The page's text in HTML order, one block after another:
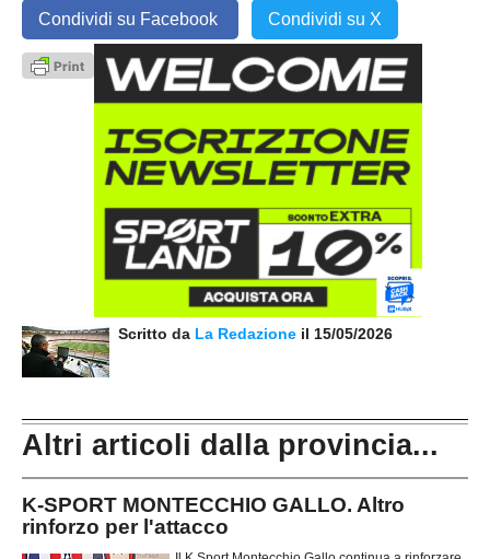
Condividi su Facebook Condividi su X
Scritto da La Redazione il 15/05/2026
Altri articoli dalla provincia...
K-SPORT MONTECCHIO GALLO. Altro
rinforzo per l'attacco